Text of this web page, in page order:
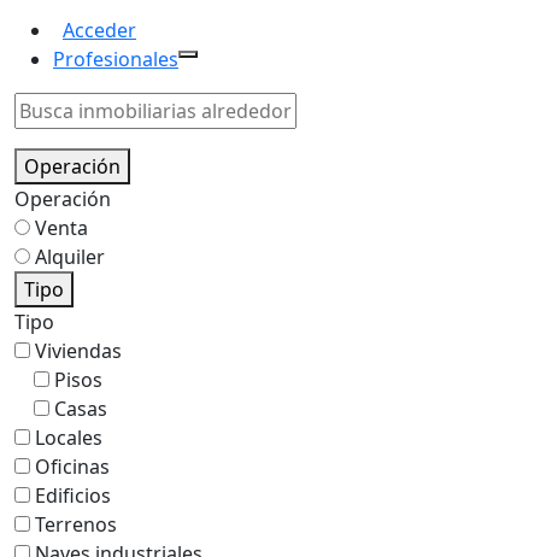
Acceder
Profesionales
Operación
Operación
Venta
Alquiler
Tipo
Tipo
Viviendas
Pisos
Casas
Locales
Oficinas
Edificios
Terrenos